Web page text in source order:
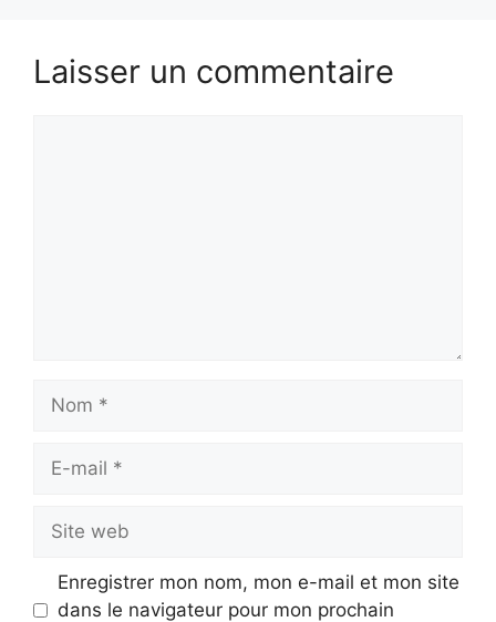
Laisser un commentaire
mail
web
Enregistrer mon nom, mon e-mail et mon site
dans le navigateur pour mon prochain